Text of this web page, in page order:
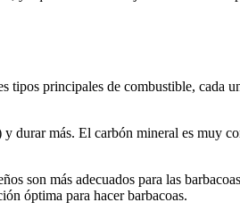
principales de combustible, cada
durar más. El carbón mineral es muy
son más adecuados para las
óptima para hacer barbacoas.